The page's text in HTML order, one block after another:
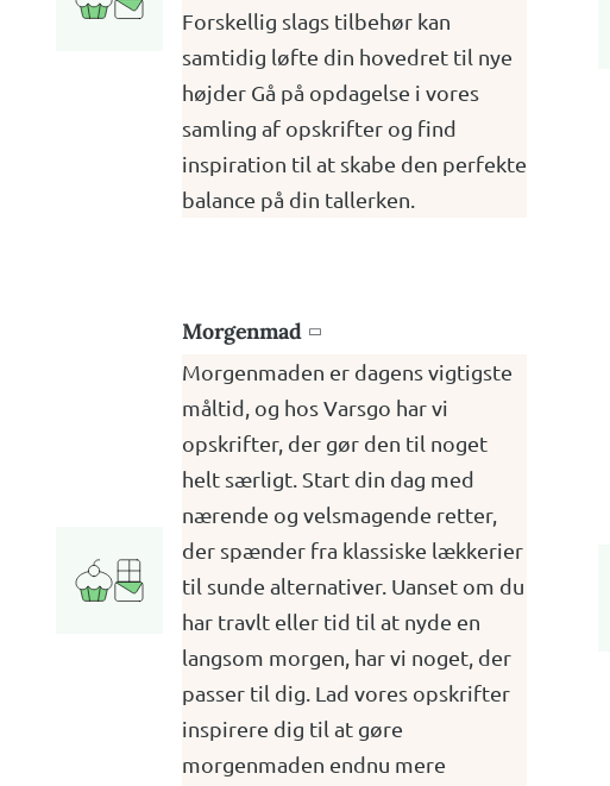
Forskellig slags tilbehør kan
samtidig løfte din hovedret til nye
højder Gå på opdagelse i vores
samling af opskrifter og find
inspiration til at skabe den perfekte
balance på din tallerken.
Morgenmad 
Morgenmaden er dagens vigtigste
måltid, og hos Varsgo har vi
opskrifter, der gør den til noget
helt særligt. Start din dag med
nærende og velsmagende retter,
der spænder fra klassiske lækkerier
til sunde alternativer. Uanset om du
har travlt eller tid til at nyde en
langsom morgen, har vi noget, der
passer til dig. Lad vores opskrifter
inspirere dig til at gøre
morgenmaden endnu mere